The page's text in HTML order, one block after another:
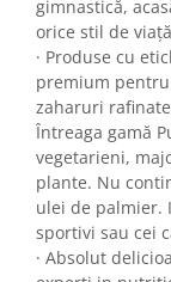
gimnastică,
orice stil de
· Produse cu
premium
zaharuri
Întreaga gamă
vegetarieni,
plante. Nu
ulei de palmier.
sportivi sau cei
· Absolut